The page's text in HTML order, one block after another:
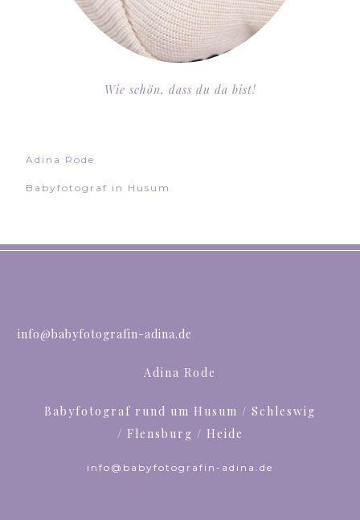
Wie schön, dass du da bist!
Adina Rode
Babyfotograf in Husum
info@babyfotografin-adina.de
Adina Rode
Babyfotograf rund um Husum / Schleswig
/ Flensburg / Heide
info@babyfotografin-adina.de